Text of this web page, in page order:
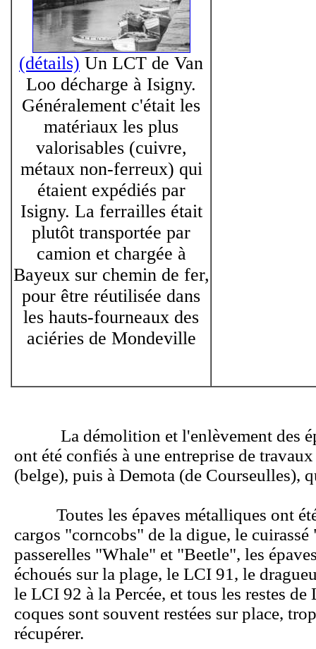
(détails) Un LCT de Van
Loo décharge à Isigny.
Généralement c'était les
matériaux les plus
valorisables (cuivre,
métaux non-ferreux) qui
étaient expédiés par
Isigny. La ferrailles était
plutôt transportée par
camion et chargée à
Bayeux sur chemin de fer,
pour être réutilisée dans
les hauts-fourneaux des
aciéries de Mondeville
La démolition et l'enlèvement des
ont été confiés à une entreprise de
(belge), puis à Demota (de Courseulles),
Toutes les épaves métalliques ont été
cargos "corncobs" de la digue, le
passerelles "Whale" et "Beetle", les
échoués sur la plage, le LCI 91, le
le LCI 92 à la Percée, et tous les restes
coques sont souvent restées sur place,
récupérer.